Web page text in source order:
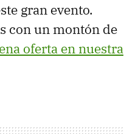
gran evento.
s con un montón de
oferta en nuestra